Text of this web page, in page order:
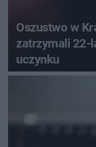
Oszustwo w
zatrzymali 22-
uczynku